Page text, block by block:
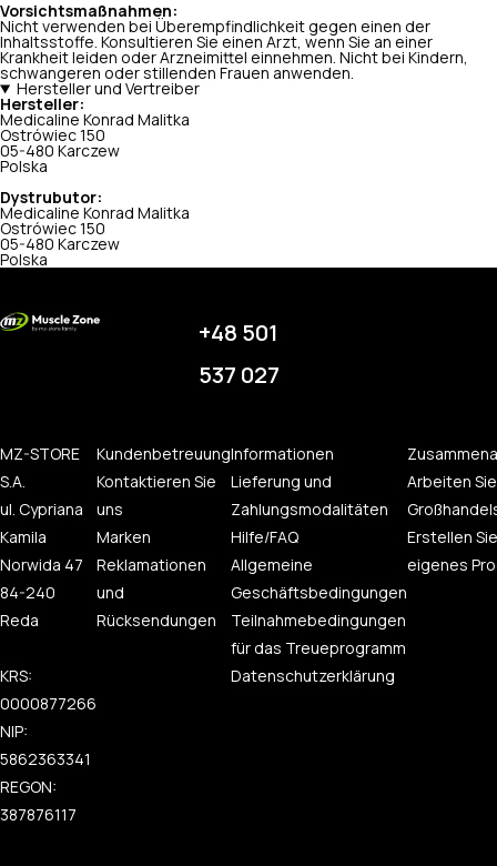
Vorsichtsmaßnahmen:
Nicht verwenden bei Überempfindlichkeit gegen einen der
Inhaltsstoffe. Konsultieren Sie einen Arzt, wenn Sie an einer
Krankheit leiden oder Arzneimittel einnehmen. Nicht bei Kindern,
schwangeren oder stillenden Frauen anwenden.
Hersteller und Vertreiber
Hersteller:
Medicaline Konrad Malitka
Ostrówiec 150
05-480 Karczew
Polska
Dystrubutor:
Medicaline Konrad Malitka
Ostrówiec 150
05-480 Karczew
Polska
+48 501
537 027
MZ-STORE
S.A.
ul. Cypriana
Kamila
Norwida 47
84-240
Reda
KRS:
0000877266
NIP:
5862363341
REGON:
387876117
Kundenbetreuung
Kontaktieren Sie
uns
Marken
Reklamationen
und
Rücksendungen
Informationen
Lieferung und
Zahlungsmodalitäten
Hilfe/FAQ
Allgemeine
Geschäftsbedingungen
Teilnahmebedingungen
für das Treueprogramm
Datenschutzerklärung
Arbeiten
Erstellen
eigenes